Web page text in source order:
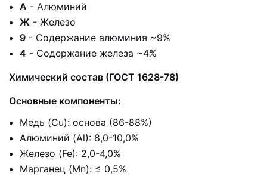
А - Алюминий
Ж - Железо
9 - Содержание алюминия ~9%
4 - Содержание железа ~4%
Химический состав (ГОСТ 1628-78)
Основные компоненты:
Медь (Cu): основа (86-88%)
Алюминий (Al): 8,0-10,0%
Железо (Fe): 2,0-4,0%
Марганец (Mn): ≤ 0,5%